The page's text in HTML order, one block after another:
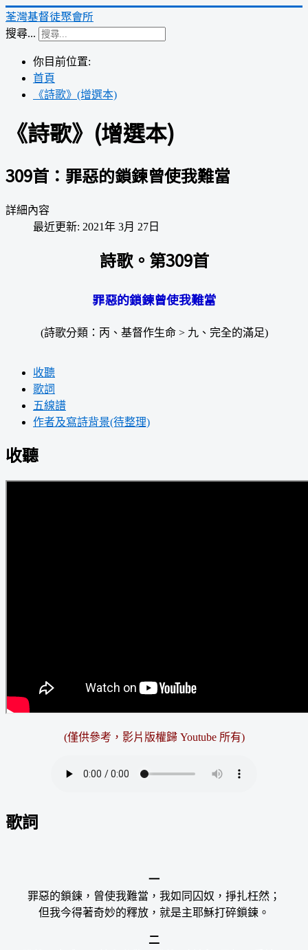
荃灣基督徒聚會所
搜尋...
你目前位置:
首頁
《詩歌》(增選本)
《詩歌》(增選本)
309首：罪惡的鎖鍊曾使我難當
詳細內容
最近更新: 2021年 3月 27日
詩歌。第309首
罪惡的鎖鍊曾使我難當
(詩歌分類：丙、基督作生命 > 九、完全的滿足)
收聽
歌詞
五線譜
作者及寫詩背景(待整理)
收聽
(僅供參考，影片版權歸 Youtube 所有)
歌詞
一
罪惡的鎖鍊，曾使我難當，我如同囚奴，掙扎枉然；
但我今得著奇妙的釋放，就是主耶穌打碎鎖鍊。
二